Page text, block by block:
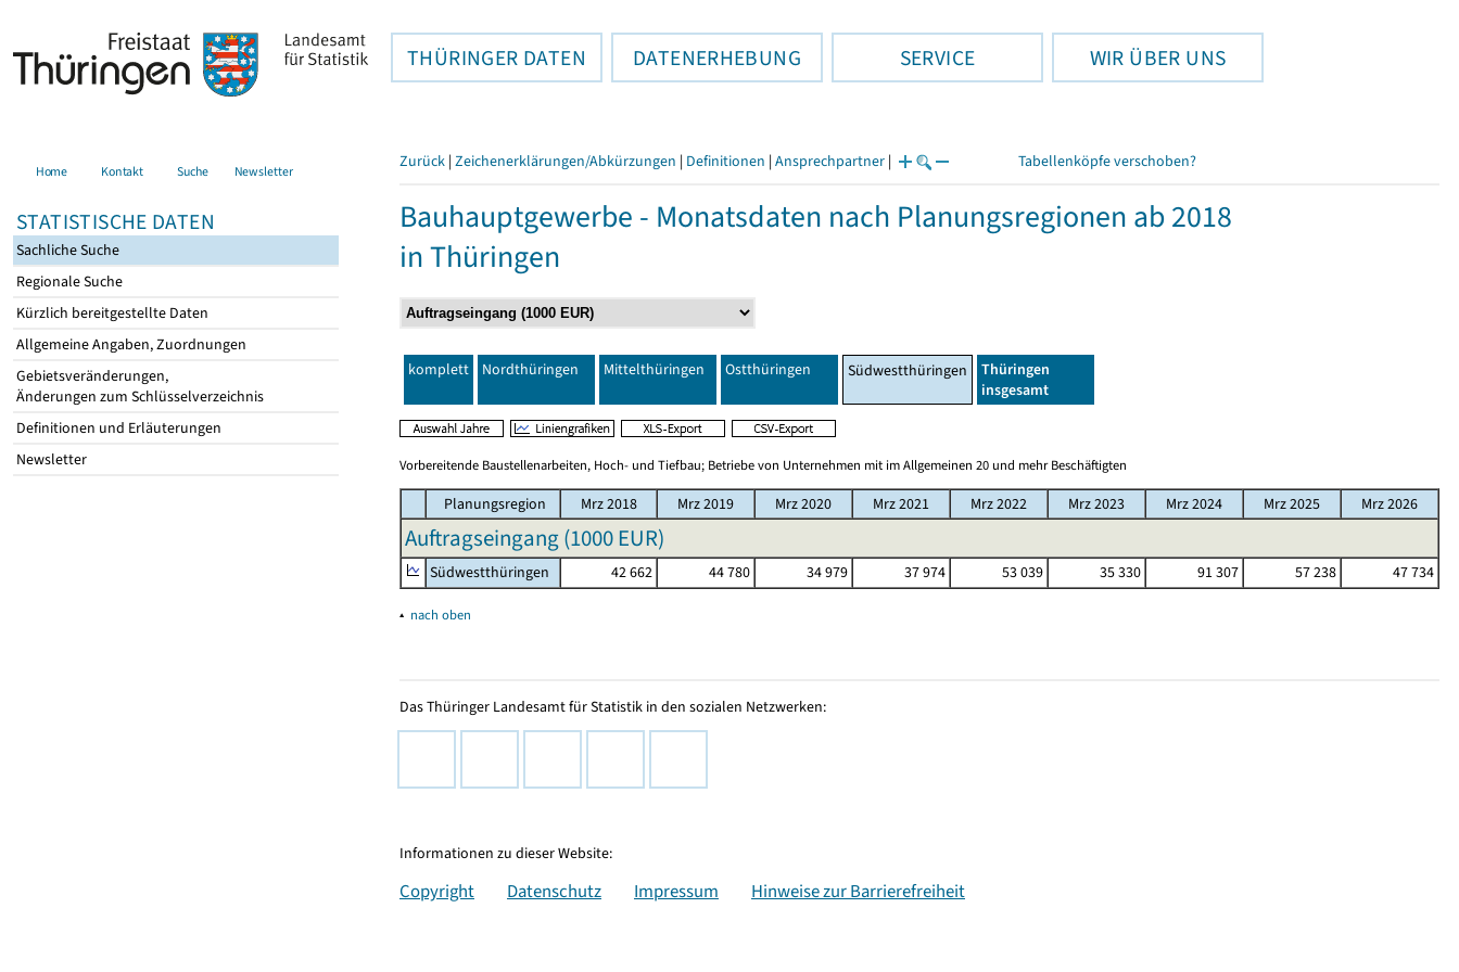
THÜRINGER DATEN DATENERHEBUNG SERVICE WIR ÜBER UNS
Home Kontakt Suche Newsletter
STATISTISCHE DATEN
Sachliche Suche
Regionale Suche
Kürzlich bereitgestellte Daten
Allgemeine Angaben, Zuordnungen
Gebietsveränderungen,
Änderungen zum Schlüsselverzeichnis
Definitionen und Erläuterungen
Newsletter
Zurück | Zeichenerklärungen/Abkürzungen | Definitionen | Ansprechpartner | Tabellenköpfe verschoben?
Bauhauptgewerbe - Monatsdaten nach Planungsregionen ab 2018
in Thüringen
komplett Nordthüringen Mittelthüringen Ostthüringen Südwestthüringen
Thüringen
insgesamt
Vorbereitende Baustellenarbeiten, Hoch- und Tiefbau; Betriebe von Unternehmen mit im Allgemeinen 20 und mehr Beschäftigten
Planungsregion Mrz 2018 Mrz 2019 Mrz 2020 Mrz 2021 Mrz 2022 Mrz 2023 Mrz 2024 Mrz 2025 Mrz 2026
Auftragseingang (1000 EUR)
Südwestthüringen 42 662 44 780 34 979 37 974 53 039 35 330 91 307 57 238 47 734
▴ nach oben
Das Thüringer Landesamt für Statistik in den sozialen Netzwerken:
Informationen zu dieser Website:
Copyright Datenschutz Impressum Hinweise zur Barrierefreiheit